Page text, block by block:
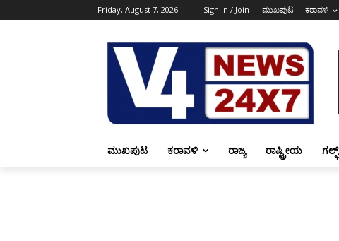
Friday, August 7, 2026 Sign in / Join ಮುಖಪುಟ ಕರಾವಳಿ
ಮುಖಪುಟ ಕರಾವಳಿ ರಾಜ್ಯ ರಾಷ್ಟ್ರೀಯ ಗಲ್ಫ್